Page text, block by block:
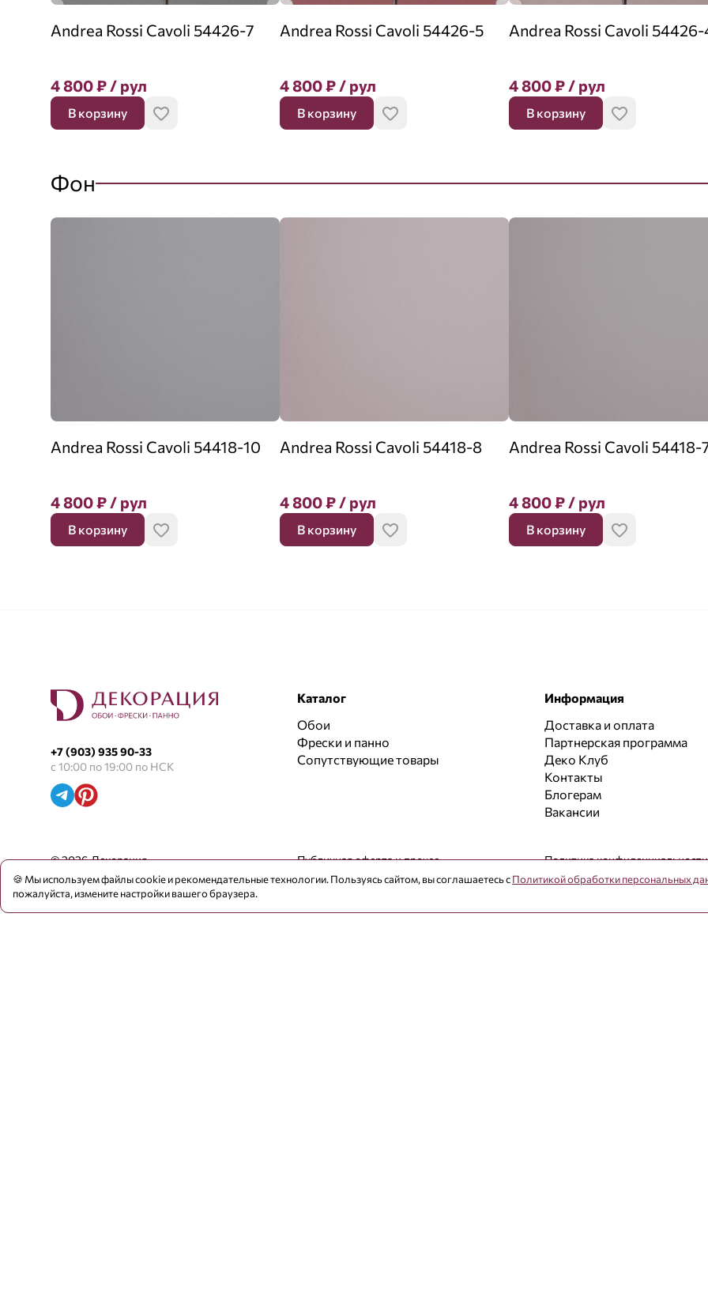
Andrea Rossi Cavoli 54426-7
4 800₽/ рул
В корзину
Andrea Rossi Cavoli 54426-5
4 800₽/ рул
В корзину
Andrea Rossi Cavoli
4 800₽/ рул
В корзину
Фон
Andrea Rossi Cavoli 54418-10
4 800₽/ рул
В корзину
Andrea Rossi Cavoli 54418-8
4 800₽/ рул
В корзину
Andrea Rossi Cavoli 54418-
4 800₽/ рул
В корзину
+7 (903) 935 90-33
с 10:00 по 19:00 по НСК
Каталог
Обои
Фрески и панно
Сопутствующие товары
Информация
Доставка и оплата
Партнерская программа
Деко Клуб
Контакты
Блогерам
Вакансии
© 2026 Декорация Публичная оферта и прочее Политика конфиденциальности
🍪 Мы используем файлы cookie и рекомендательные технологии. Пользуясь сайтом, вы соглашаетесь сПолитикой обработки персональных
пожалуйста, измените настройки вашего браузера.